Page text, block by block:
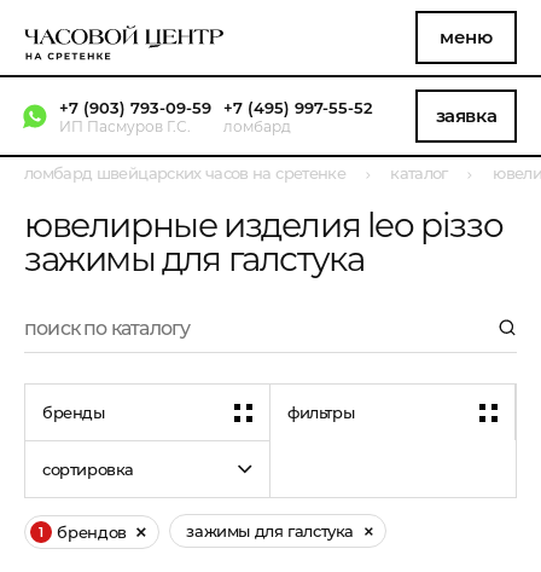
меню
+7 (903) 793-09-59
ИП Пасмуров Г.С.
+7 (495) 997-55-52
ломбард заявка
ломбард швейцарских часов на сретенке каталог
ювелирные изделия leo piззo
зажимы для галстука
бренды фильтры
сортировка
1 брендов зажимы для галстука